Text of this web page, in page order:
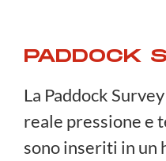
PADDOCK
La Paddock
reale pressione e
sono inseriti in un